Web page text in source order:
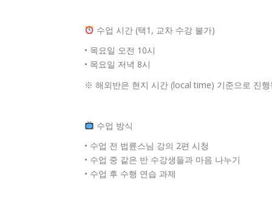
수업 시간 (택1, 교차 수강 불가)
• 목요일 오전 10시
• 목요일 저녁 8시
※ 해외반은 현지 시간 (local time) 기준으로 진행
수업 방식
• 수업 전 법륜스님 강의 2편 시청
• 수업 중 같은 반 수강생들과 마음 나누기
• 수업 후 수행 연습 과제